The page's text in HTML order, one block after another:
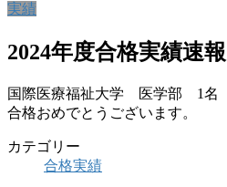
実績
2024年度合格実績速報
国際医療福祉大学 医学部 1名
合格おめでとうございます。
カテゴリー
合格実績